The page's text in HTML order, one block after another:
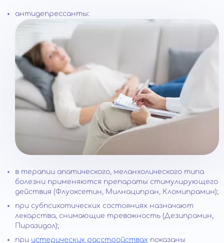
антидепрессанты:
в терапии апатического, меланхолического типа
болезни применяются препараты стимулирующего
действия (Флуоксетин, Милнаципран, Кломипрамин);
при субпсихотических состояниях назначают
лекарства, снимающие тревожность (Дезипрамин,
Пиразидол);
при истерических расстройствах показаны